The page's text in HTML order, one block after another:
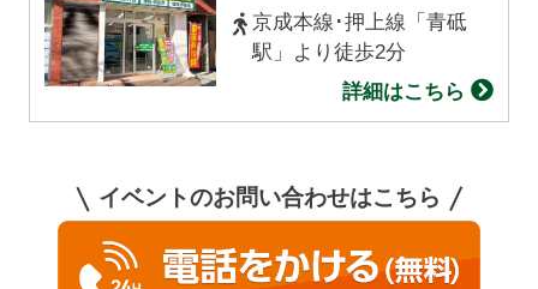
京成本線･押上線「青砥
駅」より徒歩2分
詳細はこちら
イベントのお問い合わせはこちら